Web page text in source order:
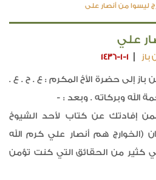
ليسوا من أنصار علي
علي
باز 1436-1-1
باز إلى حضرة الأخ المكرم : ع . ح . ع .
الله وبركاته . وبعد : -
إفادتك عن كتاب لأحد الشيوخ
(الخوارج هم أنصار علي كرم الله
من الحقائق التي كنت تؤمن